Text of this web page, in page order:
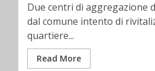
Due centri di aggregazione
dal comune intento di
quartiere...
Read More